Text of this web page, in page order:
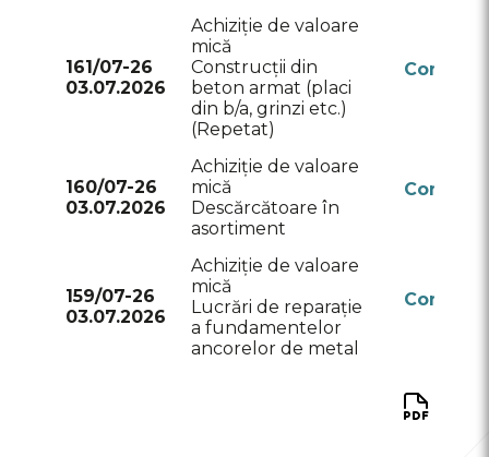
161/07-26
03.07.2026
Achiziție de valoare
mică
Construcții din
beton armat (placi
din b/a, grinzi etc.)
(Repetat)
Conform
160/07-26
03.07.2026
Achiziție de valoare
mică
Descărcătoare în
asortiment
Conform
159/07-26
03.07.2026
Achiziție de valoare
mică
Lucrări de reparație
a fundamentelor
ancorelor de metal
Conform